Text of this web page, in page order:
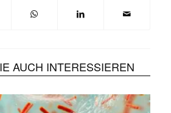
AUCH INTERESSIEREN